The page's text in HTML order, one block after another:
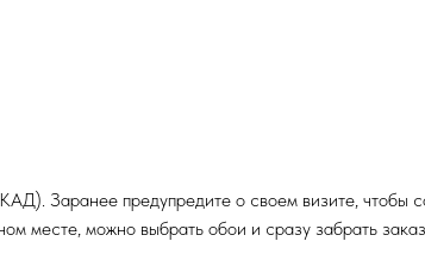
Заранее предупредите о своем визите, чтобы
месте, можно выбрать обои и сразу забрать заказ.